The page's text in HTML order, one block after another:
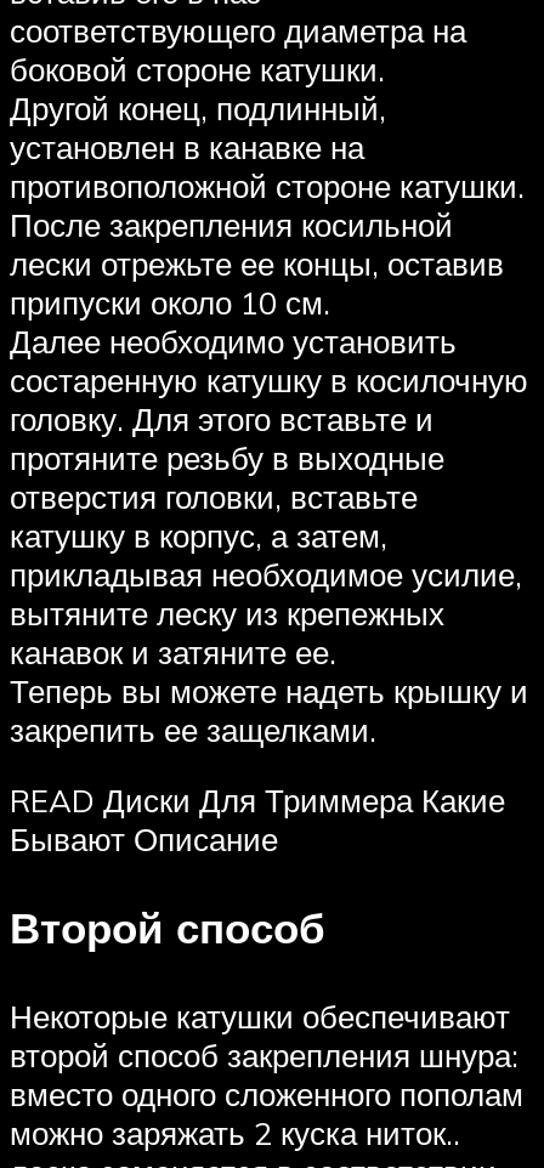
соответствующего диаметра на
боковой стороне катушки.
Другой конец, подлинный,
установлен в канавке на
противоположной стороне катушки.
После закрепления косильной
лески отрежьте ее концы, оставив
припуски около 10 см.
Далее необходимо установить
состаренную катушку в косилочную
головку. Для этого вставьте и
протяните резьбу в выходные
отверстия головки, вставьте
катушку в корпус, а затем,
прикладывая необходимое усилие,
вытяните леску из крепежных
канавок и затяните ее.
Теперь вы можете надеть крышку и
закрепить ее защелками.
READ Диски Для Триммера Какие
Бывают Описание
Второй способ
Некоторые катушки обеспечивают
второй способ закрепления шнура:
вместо одного сложенного пополам
можно заряжать 2 куска ниток..